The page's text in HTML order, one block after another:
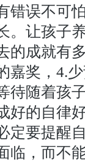
错误不可
。让孩子
的成就有
嘉奖，4.
待随着孩
好的自律
定要提醒
临，而不